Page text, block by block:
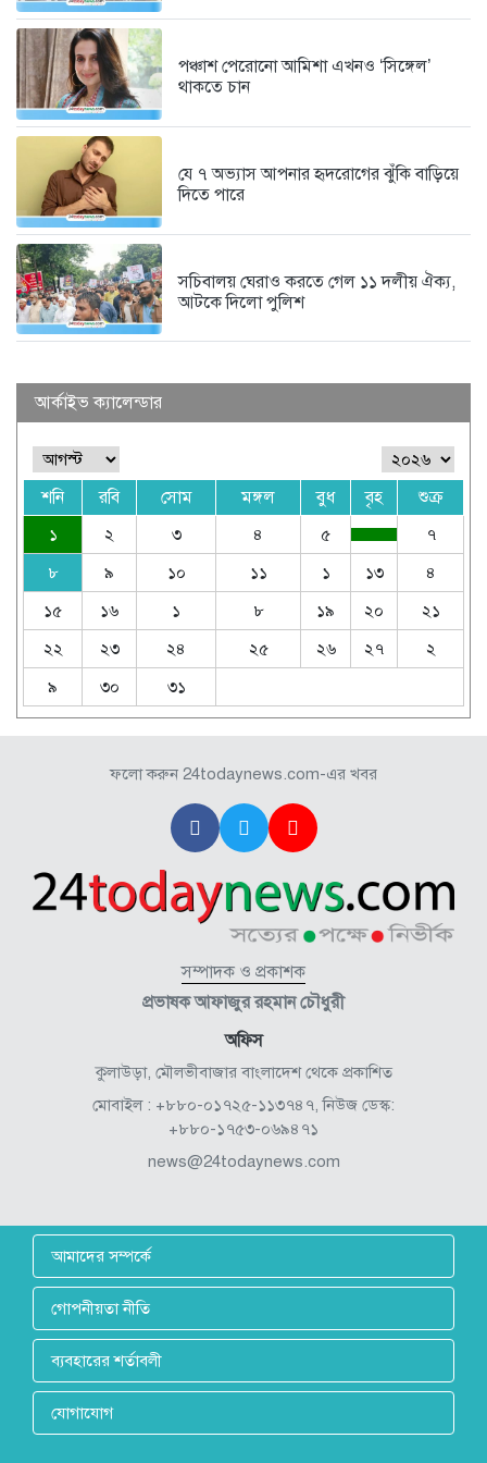
পঞ্চাশ পেরোনো আমিশা এখনও ‘সিঙ্গেল’
থাকতে চান
যে ৭ অভ্যাস আপনার হৃদরোগের ঝুঁকি বাড়িয়ে
দিতে পারে
সচিবালয় ঘেরাও করতে গেল ১১ দলীয় ঐক্য,
আটকে দিলো পুলিশ
আর্কাইভ ক্যালেন্ডার
শনি রবি সোম মঙ্গল বুধ বৃহ শুক্র
১ ২ ৩ ৪ ৫
৭
৮
৯ ১০ ১১ ১ ১৩
৪
১৫
১৬ ১ ৮ ১৯ ২০
২১
২২
২৩ ২৪ ২৫ ২৬ ২৭
২
৯
৩০ ৩১
ফলো করুন 24todaynews.com-এর খবর
সম্পাদক ও প্রকাশক
প্রভাষক আফাজুর রহমান চৌধুরী
অফিস
কুলাউড়া, মৌলভীবাজার বাংলাদেশ থেকে প্রকাশিত
মোবাইল : +৮৮০-০১৭২৫-১১৩৭৪৭, নিউজ ডেস্ক:
+৮৮০-১৭৫৩-০৬৯৪৭১
news@24todaynews.com
আমাদের সম্পর্কে
গোপনীয়তা নীতি
ব্যবহারের শর্তাবলী
যোগাযোগ